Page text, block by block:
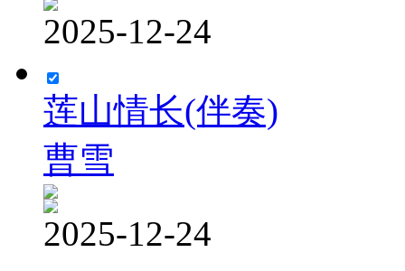
2025-12-24
莲山情长(伴奏)
曹雪
2025-12-24